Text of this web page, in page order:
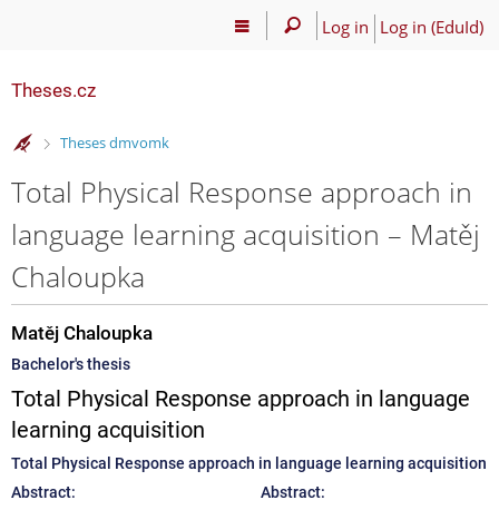
Log in Log in (EduId)
Theses.cz
>
Theses dmvomk
Total Physical Response approach in
language learning acquisition – Matěj
Chaloupka
Matěj Chaloupka
Bachelor's thesis
Total Physical Response approach in language
learning acquisition
Total Physical Response approach in language learning acquisition
Abstract:
Abstract: